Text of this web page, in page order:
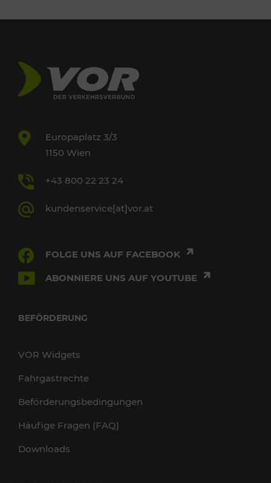
Europaplatz 3/3
1150 Wien
+43 800 22 23 24
kundenservice[at]vor.at
FOLGE UNS AUF FACEBOOK
ABONNIERE UNS AUF YOUTUBE
BEFÖRDERUNG
VOR Widgets
Fahrgastrechte
Beförderungsbedingungen
Häufige Fragen (FAQ)
Downloads